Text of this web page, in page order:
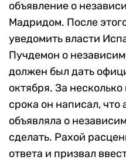
объявление о
Мадридом. После
уведомить власти
Пучдемон о
должен был дать
октября. За
срока он написал, что
объявляла о
сделать. Рахой
ответа и призвал